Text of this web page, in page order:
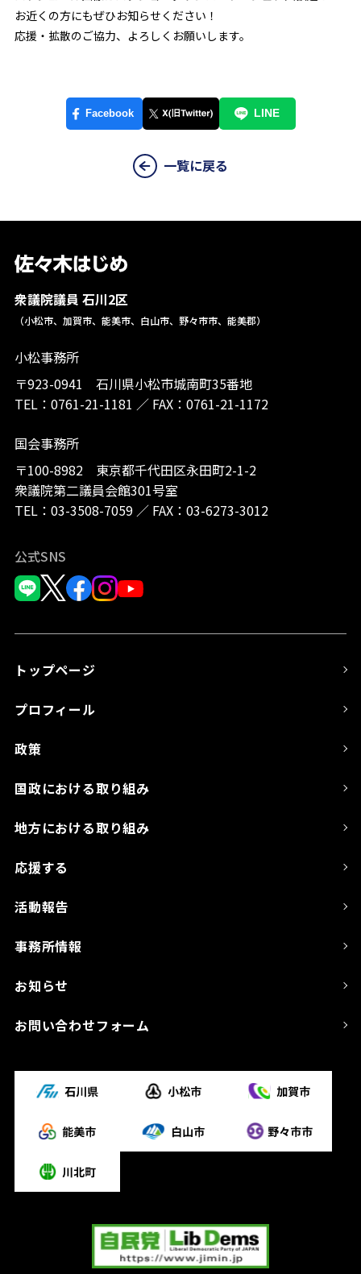
お近くの方にもぜひお知らせください！
応援・拡散のご協力、よろしくお願いします。
一覧に戻る
衆議院議員 石川2区
（小松市、加賀市、能美市、白山市、野々市市、能美郡）
小松事務所
〒923-0941 石川県小松市城南町35番地
TEL： 0761-21-1181 ／ FAX：0761-21-1172
国会事務所
〒100-8982 東京都千代田区永田町2-1-2
衆議院第二議員会館301号室
TEL： 03-3508-7059／ FAX：03-6273-3012
公式SNS
トップページ
プロフィール
政策
国政における取り組み
地方における取り組み
応援する
活動報告
事務所情報
お知らせ
お問い合わせフォーム